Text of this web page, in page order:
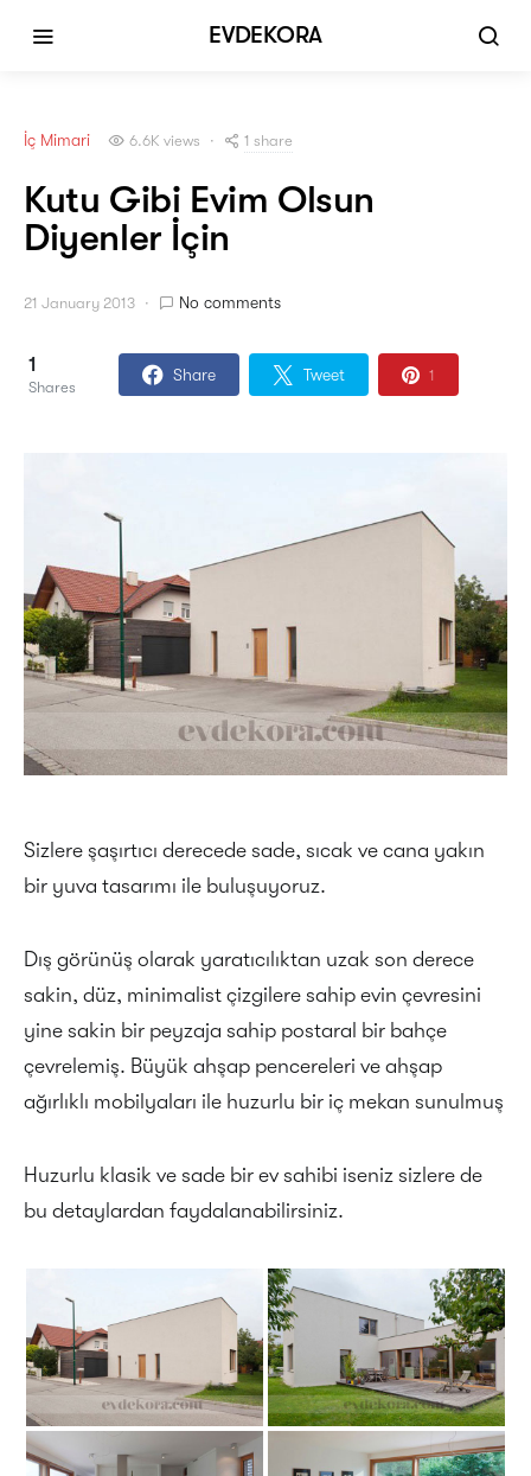
EVDEKORA
İç Mimari 6.6K views 1 share
Kutu Gibi Evim Olsun
Diyenler İçin
21 January 2013 No comments
1
Shares
Share Tweet 1
Sizlere şaşırtıcı derecede sade, sıcak ve cana yakın
bir yuva tasarımı ile buluşuyoruz.
Dış görünüş olarak yaratıcılıktan uzak son derece
sakin, düz, minimalist çizgilere sahip evin çevresini
yine sakin bir peyzaja sahip postaral bir bahçe
çevrelemiş. Büyük ahşap pencereleri ve ahşap
ağırlıklı mobilyaları ile huzurlu bir iç mekan sunulmuş
Huzurlu klasik ve sade bir ev sahibi iseniz sizlere de
bu detaylardan faydalanabilirsiniz.